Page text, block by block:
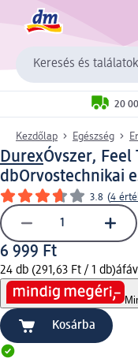
Keresés és találatok
20
Kezdőlap Egészség
DurexÓvszer, Feel
dbOrvostechnikai
3.8 (4
6 999 Ft
24 db (291,63 Ft / 1 db)
Kosárba